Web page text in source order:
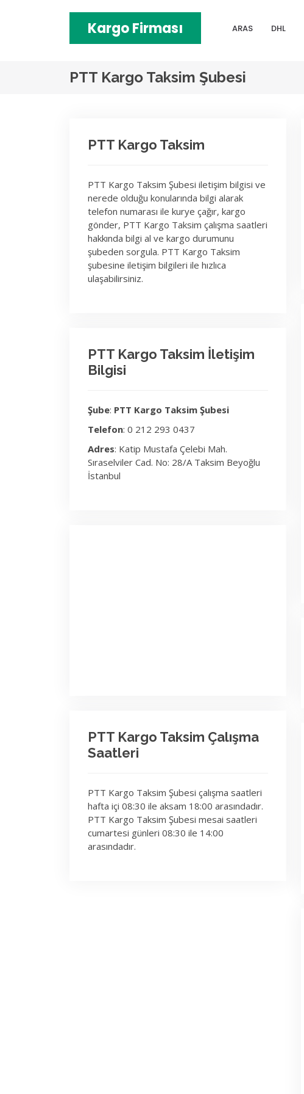
Kargo Firması ARAS DHL
PTT Kargo Taksim Şubesi
PTT Kargo Taksim
PTT Kargo Taksim Şubesi iletişim bilgisi ve
nerede olduğu konularında bilgi alarak
telefon numarası ile kurye çağır, kargo
gönder, PTT Kargo Taksim çalışma saatleri
hakkında bilgi al ve kargo durumunu
şubeden sorgula. PTT Kargo Taksim
şubesine iletişim bilgileri ile hızlıca
ulaşabilirsiniz.
PTT Kargo Taksim İletişim
Bilgisi
Şube: PTT Kargo Taksim Şubesi
Telefon: 0 212 293 0437
Adres: Katip Mustafa Çelebi Mah.
Sıraselviler Cad. No: 28/A Taksim Beyoğlu
İstanbul
PTT Kargo Taksim Çalışma
Saatleri
PTT Kargo Taksim Şubesi çalışma saatleri
hafta içi 08:30 ile aksam 18:00 arasındadır.
PTT Kargo Taksim Şubesi mesai saatleri
cumartesi günleri 08:30 ile 14:00
arasındadır.